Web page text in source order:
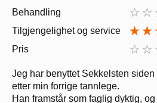
Behandling
Tilgjengelighet og service
Pris
Jeg har benyttet Sekkelsten
etter min forrige tannlege.
Han framstår som faglig dyktig,